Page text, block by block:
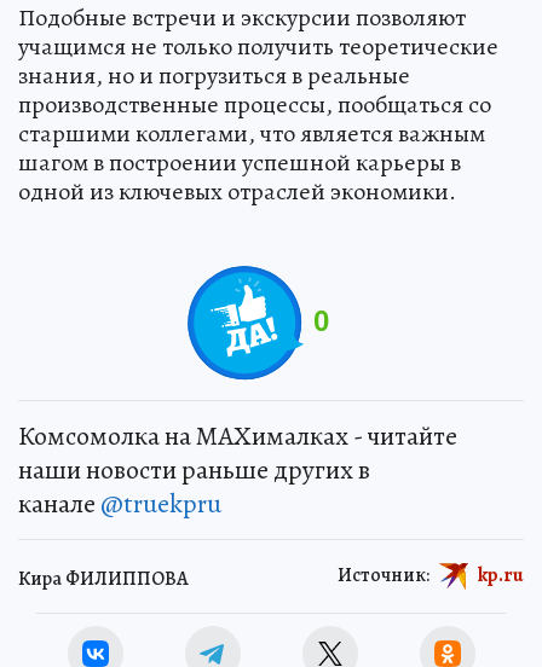
Подобные встречи и экскурсии позволяют
учащимся не только получить теоретические
знания, но и погрузиться в реальные
производственные процессы, пообщаться со
старшими коллегами, что является важным
шагом в построении успешной карьеры в
одной из ключевых отраслей экономики.
0
Комсомолка на MAXималках - читайте
наши новости раньше других в
канале @truekpru
Кира ФИЛИППОВА Источник: kp.ru